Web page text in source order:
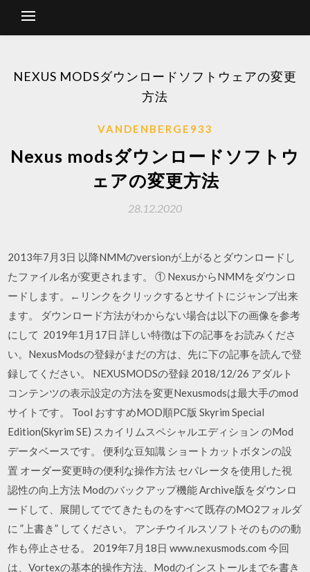
NEXUS MODSダウンロードソフトウェアの変更
方法
VANDENBERGE933
Nexus modsダウンロードソフトウ
ェアの変更方法
28.12.2020
2013年7月3日 以降NMMのversionが上がるとダウンロードし
たファイル名が変更されます。 ① NexusからNMMをダウンロ
ードします。←リンクをクリックするとサイトにジャンプ出来
ます。 ダウンロード方法がわからない場合は以下の画像を参考
にして 2019年1月17日 詳しい特徴は下の記事をお読みくださ
い。NexusModsの登録がまだの方は、先に下の記事を読んで登
録してください。 NEXUSMODSの登録 2018/12/26 アダルト
コンテンツの表示設定の方法を変更Nexusmodsは最大手のmod
サイトです。 Tool おすすめMOD順PC版 Skyrim Special
Edition(Skyrim SE) スカイリムスペシャルエディション のMod
データベースです。 便利な豆知識 ショートカットボタンの設
置 オーダー変更時の便利な操作方法 セパレータを使用した視
認性の向上方法 Modのバックアップ機能 Archive版をダウンロ
ードして、展開してでてきたものをすべて既存のMO2フォルダ
に ”上書き” してください。 アンチウイルスソフトそのものの動
作も停止させる。 2019年7月18日 www.nexusmods.com 今回
は、Vortexの基本的操作方法、Modのインストールまでを書き